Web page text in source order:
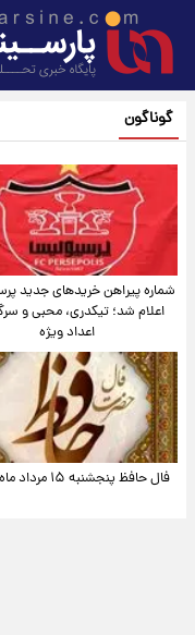
گوناگون
شماره پیراهن خریدهای جدید
اعلام شد؛ تیکدری، محبی و
اعداد ویژه
فال حافظ پنجشنبه ۱۵ مرداد ماه ۱۴۰۵